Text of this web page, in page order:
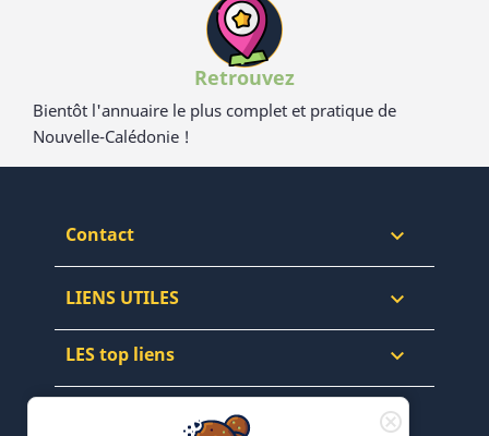
Retrouvez
Bientôt l'annuaire le plus complet et pratique de
Nouvelle-Calédonie !
Contact 
LIENS UTILES 
LES top liens 
NEWSLETTERS & WEB 